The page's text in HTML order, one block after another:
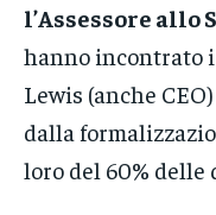
l’Assessore
hanno incontrato
Lewis (anche
dalla
loro del 60% delle